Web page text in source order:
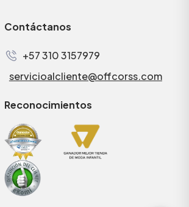
Contáctanos
+57 310 3157979
servicioalcliente@offcorss.com
Reconocimientos